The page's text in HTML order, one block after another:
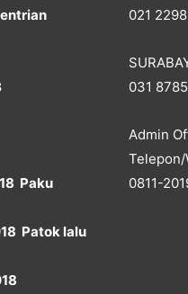
Paku
Patok lalu
021
031
Admin
Telepon/
0811-